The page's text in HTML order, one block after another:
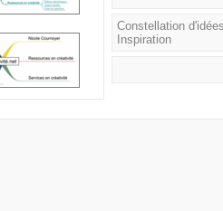
Constellation
Inspiration